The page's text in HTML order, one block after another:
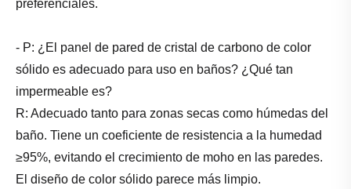
preferenciales.
- P: ¿El panel de pared de cristal de carbono de color
sólido es adecuado para uso en baños? ¿Qué tan
impermeable es?
R: Adecuado tanto para zonas secas como húmedas del
baño. Tiene un coeficiente de resistencia a la humedad
≥95%, evitando el crecimiento de moho en las paredes.
El diseño de color sólido parece más limpio.